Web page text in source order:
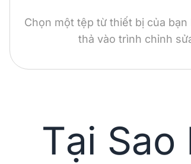
Chọn một tệp từ thiết bị của bạn
thả vào trình chỉnh
Tại Sao